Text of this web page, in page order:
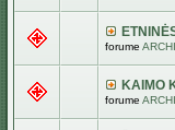
forume
KAIMO
forume